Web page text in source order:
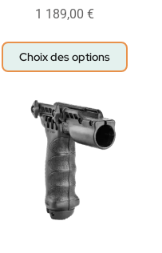
1 189,00 €
Choix des options